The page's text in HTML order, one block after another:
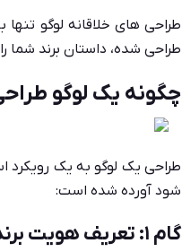
طراحی های خلاقانه لوگو
طراحی شده، داستان برند
چگونه یک لوگو
طراحی یک لوگو به یک رویکرد
شود آورده شده است:
گام ۱: تعریف هویت برند